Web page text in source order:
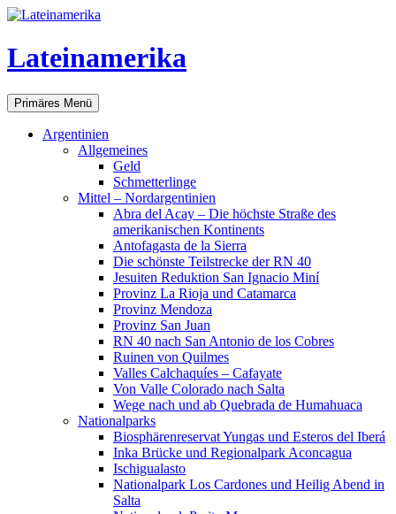
Lateinamerika
Suchen
Primäres Menü Zum
Inhalt
springen
Argentinien
Allgemeines
Geld
Schmetterlinge
Mittel – Nordargentinien
Abra del Acay – Die höchste Straße des
amerikanischen Kontinents
Antofagasta de la Sierra
Die schönste Teilstrecke der RN 40
Jesuiten Reduktion San Ignacio Miní
Provinz La Rioja und Catamarca
Provinz Mendoza
Provinz San Juan
RN 40 nach San Antonio de los Cobres
Ruinen von Quilmes
Valles Calchaquíes – Cafayate
Von Valle Colorado nach Salta
Wege nach und ab Quebrada de Humahuaca
Nationalparks
Biosphärenreservat Yungas und Esteros del Iberá
Inka Brücke und Regionalpark Aconcagua
Ischigualasto
Nationalpark Los Cardones und Heilig Abend in
Salta